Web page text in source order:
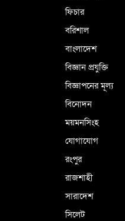
ফিচার
বরিশাল
বাংলাদেশ
বিজ্ঞান প্রযুক্তি
বিজ্ঞাপনের মূল্য
বিনোদন
ময়মনসিংহ
যোগাযোগ
রংপুর
রাজশাহী
সারাদেশ
সিলেট